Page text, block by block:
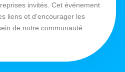
invités. Cet événement
liens et d'encourager les
de notre communauté.